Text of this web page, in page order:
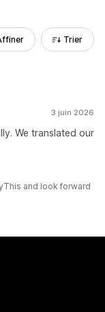
Trier
3 juin 2026
We translated our
and look forward